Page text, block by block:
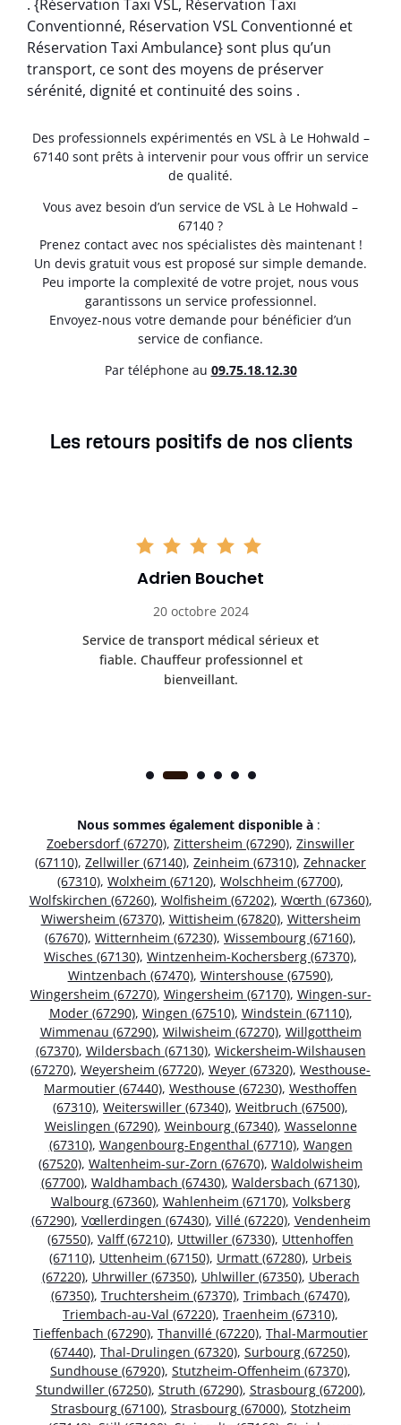
. {Réservation Taxi VSL, Réservation Taxi
Conventionné, Réservation VSL Conventionné et
Réservation Taxi Ambulance} sont plus qu’un
transport, ce sont des moyens de préserver
sérénité, dignité et continuité des soins .
Des professionnels expérimentés en VSL à Le Hohwald –
67140 sont prêts à intervenir pour vous offrir un service
de qualité.
Vous avez besoin d’un service de VSL à Le Hohwald –
67140 ?
Prenez contact avec nos spécialistes dès maintenant !
Un devis gratuit vous est proposé sur simple demande.
Peu importe la complexité de votre projet, nous vous
garantissons un service professionnel.
Envoyez-nous votre demande pour bénéficier d’un
service de confiance.
Par téléphone au 09.75.18.12.30
Les retours positifs de nos clients
Adrien Bouchet
20 octobre 2024
Service de transport médical sérieux et
fiable. Chauffeur professionnel et
bienveillant.
Nous sommes également disponible à :
Zoebersdorf (67270), Zittersheim (67290), Zinswiller
(67110), Zellwiller (67140), Zeinheim (67310), Zehnacker
(67310), Wolxheim (67120), Wolschheim (67700),
Wolfskirchen (67260), Wolfisheim (67202), Wœrth (67360),
Wiwersheim (67370), Wittisheim (67820), Wittersheim
(67670), Witternheim (67230), Wissembourg (67160),
Wisches (67130), Wintzenheim-Kochersberg (67370),
Wintzenbach (67470), Wintershouse (67590),
Wingersheim (67270), Wingersheim (67170), Wingen-sur-
Moder (67290), Wingen (67510), Windstein (67110),
Wimmenau (67290), Wilwisheim (67270), Willgottheim
(67370), Wildersbach (67130), Wickersheim-Wilshausen
(67270), Weyersheim (67720), Weyer (67320), Westhouse-
Marmoutier (67440), Westhouse (67230), Westhoffen
(67310), Weiterswiller (67340), Weitbruch (67500),
Weislingen (67290), Weinbourg (67340), Wasselonne
(67310), Wangenbourg-Engenthal (67710), Wangen
(67520), Waltenheim-sur-Zorn (67670), Waldolwisheim
(67700), Waldhambach (67430), Waldersbach (67130),
Walbourg (67360), Wahlenheim (67170), Volksberg
(67290), Vœllerdingen (67430), Villé (67220), Vendenheim
(67550), Valff (67210), Uttwiller (67330), Uttenhoffen
(67110), Uttenheim (67150), Urmatt (67280), Urbeis
(67220), Uhrwiller (67350), Uhlwiller (67350), Uberach
(67350), Truchtersheim (67370), Trimbach (67470),
Triembach-au-Val (67220), Traenheim (67310),
Tieffenbach (67290), Thanvillé (67220), Thal-Marmoutier
(67440), Thal-Drulingen (67320), Surbourg (67250),
Sundhouse (67920), Stutzheim-Offenheim (67370),
Stundwiller (67250), Struth (67290), Strasbourg (67200),
Strasbourg (67100), Strasbourg (67000), Stotzheim